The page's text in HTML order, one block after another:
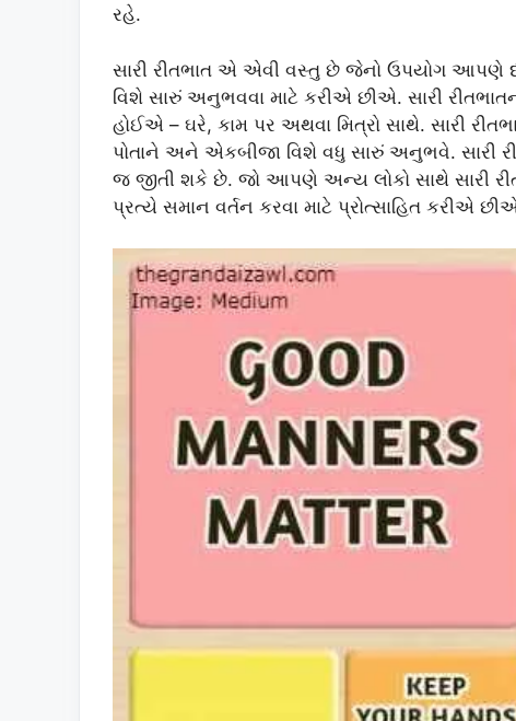
રહે.
સારી રીતભાત એ એવી વસ્તુ છે જેનો ઉપયોગ આપણે
વિશે સારું અનુભવવા માટે કરીએ છીએ. સારી
હોઈએ – ઘરે, કામ પર અથવા મિત્રો સાથે. સારી
પોતાને અને એકબીજા વિશે વધુ સારું અનુભવે.
જ જીતી શકે છે. જો આપણે અન્ય લોકો સાથે સારી
પ્રત્યે સમાન વર્તન કરવા માટે પ્રોત્સાહિત કરીએ